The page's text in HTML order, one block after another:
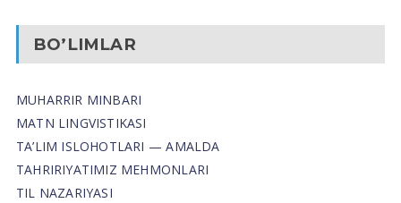
BO’LIMLAR
MUHARRIR MINBARI
MATN LINGVISTIKASI
TA’LIM ISLOHOTLARI — AMALDA
TAHRIRIYATIMIZ MEHMONLARI
TIL NAZARIYASI